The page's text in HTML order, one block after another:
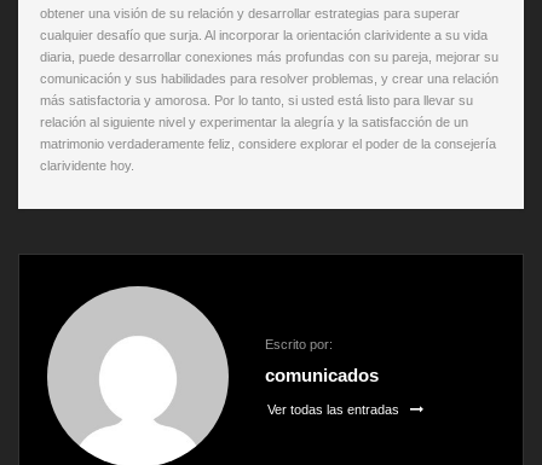
obtener una visión de su relación y desarrollar estrategias para superar
cualquier desafío que surja. Al incorporar la orientación clarividente a su vida
diaria, puede desarrollar conexiones más profundas con su pareja, mejorar su
comunicación y sus habilidades para resolver problemas, y crear una relación
más satisfactoria y amorosa. Por lo tanto, si usted está listo para llevar su
relación al siguiente nivel y experimentar la alegría y la satisfacción de un
matrimonio verdaderamente feliz, considere explorar el poder de la consejería
clarividente hoy.
Escrito por:
comunicados
Ver todas las entradas